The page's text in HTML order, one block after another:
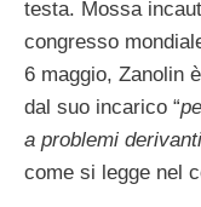
testa. Mossa
congresso
6 maggio, Zanolin
dal suo incarico “
a problemi
come si legge nel